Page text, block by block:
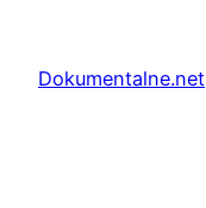
treściDokumentalne.net